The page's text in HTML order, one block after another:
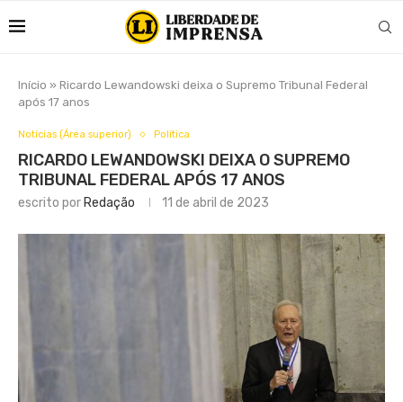
Início » Ricardo Lewandowski deixa o Supremo Tribunal Federal
após 17 anos
Notícias (Área superior) Política
RICARDO LEWANDOWSKI DEIXA O SUPREMO
TRIBUNAL FEDERAL APÓS 17 ANOS
escrito por Redação 11 de abril de 2023